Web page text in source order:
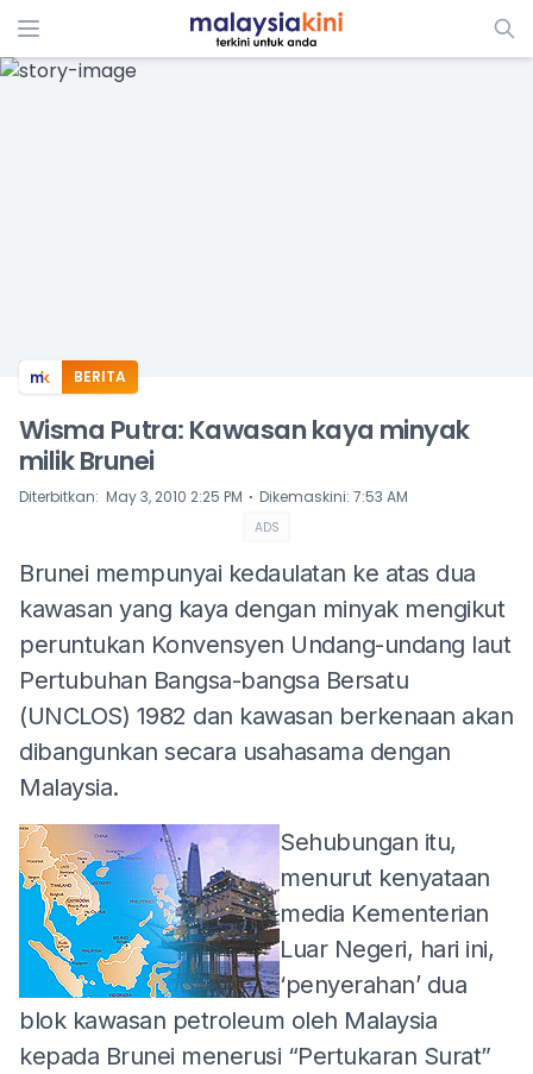
ADS
BERITA
Wisma Putra: Kawasan kaya minyak
milik Brunei
Diterbitkan: May 3, 2010 2:25 PM ⋅ Dikemaskini: 7:53 AM
ADS
Brunei mempunyai kedaulatan ke atas dua
kawasan yang kaya dengan minyak mengikut
peruntukan Konvensyen Undang-undang laut
Pertubuhan Bangsa-bangsa Bersatu
(UNCLOS) 1982 dan kawasan berkenaan akan
dibangunkan secara usahasama dengan
Malaysia.
Sehubungan itu,
menurut kenyataan
media Kementerian
Luar Negeri, hari ini,
‘penyerahan’ dua
blok kawasan petroleum oleh Malaysia
kepada Brunei menerusi “Pertukaran Surat”